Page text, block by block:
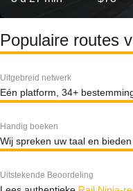
Populaire routes
Uitgebreid netwerk
Eén platform, 34+
Handig boeken
Wij spreken uw taal en
Uitstekende Beoordeling